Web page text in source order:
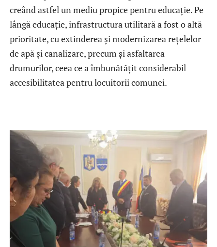
creând astfel un mediu propice pentru educație. Pe
lângă educație, infrastructura utilitară a fost o altă
prioritate, cu extinderea și modernizarea rețelelor
de apă și canalizare, precum și asfaltarea
drumurilor, ceea ce a îmbunătățit considerabil
accesibilitatea pentru locuitorii comunei.